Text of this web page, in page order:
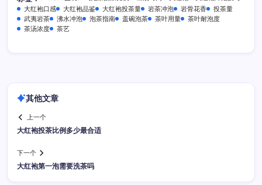
大红袍口感
大红袍品鉴 大红袍投茶量 岩茶冲泡 岩骨花香
投茶量
武夷岩茶
沸水冲泡 泡茶指南 盖碗泡茶 茶叶用量
茶叶耐泡度
茶汤浓度
茶艺
其他文章
上一个
大红袍投茶比例多少最合适
下一个
大红袍第一泡需要洗茶吗